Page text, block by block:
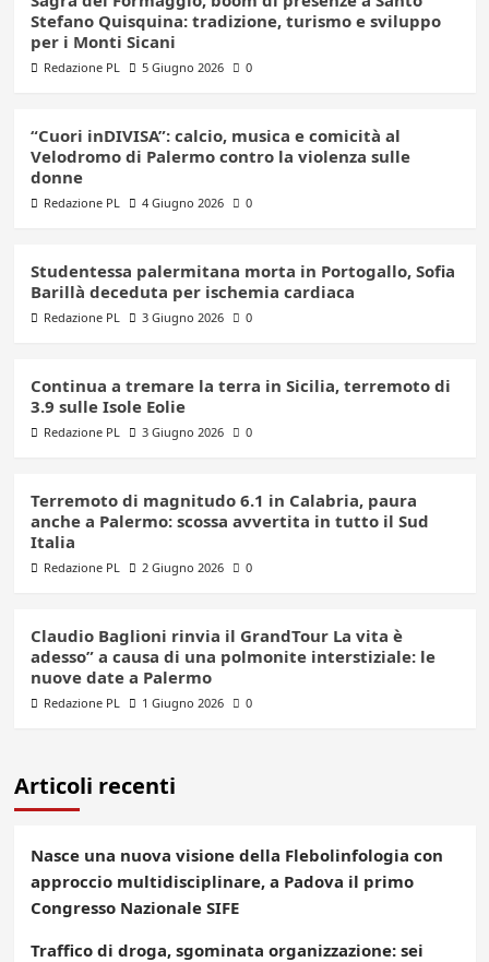
Stefano Quisquina: tradizione, turismo e sviluppo
per i Monti Sicani
Redazione PL 5 Giugno 2026 0
“Cuori inDIVISA”: calcio, musica e comicità al
Velodromo di Palermo contro la violenza sulle
donne
Redazione PL 4 Giugno 2026 0
Studentessa palermitana morta in Portogallo, Sofia
Barillà deceduta per ischemia cardiaca
Redazione PL 3 Giugno 2026 0
Continua a tremare la terra in Sicilia, terremoto di
3.9 sulle Isole Eolie
Redazione PL 3 Giugno 2026 0
Terremoto di magnitudo 6.1 in Calabria, paura
anche a Palermo: scossa avvertita in tutto il Sud
Italia
Redazione PL 2 Giugno 2026 0
Claudio Baglioni rinvia il GrandTour La vita è
adesso” a causa di una polmonite interstiziale: le
nuove date a Palermo
Redazione PL 1 Giugno 2026 0
Articoli recenti
Nasce una nuova visione della Flebolinfologia con
approccio multidisciplinare, a Padova il primo
Congresso Nazionale SIFE
Traffico di droga, sgominata organizzazione: sei